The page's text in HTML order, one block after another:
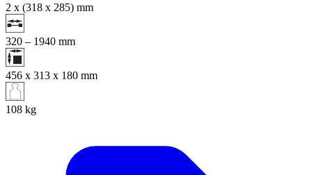
2 x (318 x 285) mm
320 – 1940 mm
456 x 313 x 180 mm
108 kg